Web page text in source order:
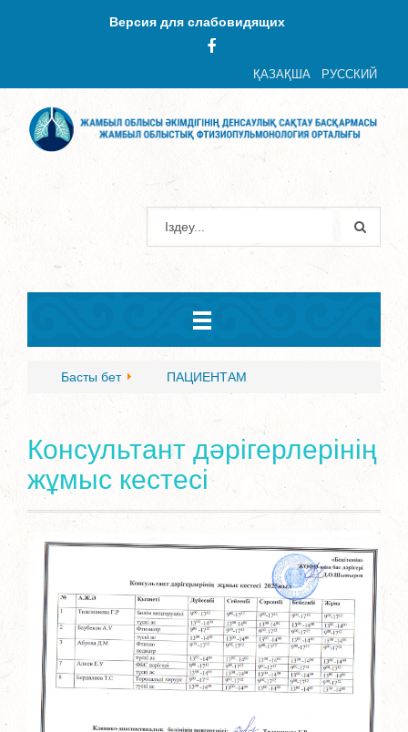
Версия для слабовидящих
ҚАЗАҚША РУССКИЙ
Басты бет ПАЦИЕНТАМ
Консультант дәрігерлерінің
жұмыс кестесі